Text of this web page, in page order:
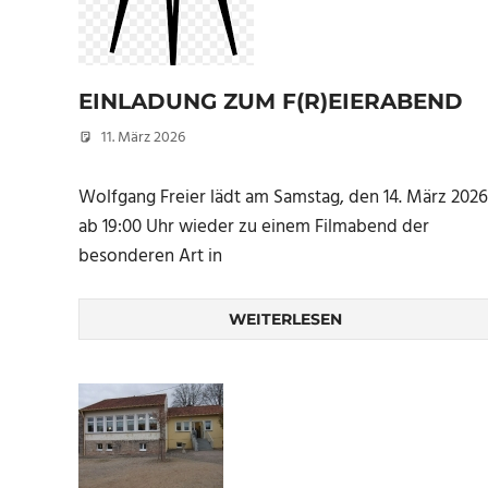
EINLADUNG ZUM F(R)EIERABEND
11. März 2026
Wolfgang Freier lädt am Samstag, den 14. März 2026
ab 19:00 Uhr wieder zu einem Filmabend der
besonderen Art in
WEITERLESEN